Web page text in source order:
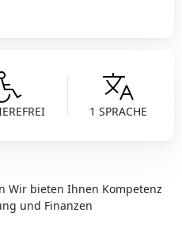
1 SPRACHE
Wir bieten Ihnen Kompetenz
und Finanzen